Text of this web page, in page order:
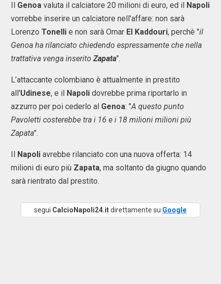
Il Genoa valuta il calciatore 20 milioni di euro, ed il Napoli
vorrebbe inserire un calciatore nell'affare: non sarà
Lorenzo Tonelli e non sarà Omar El Kaddouri, perchè "il
Genoa ha rilanciato chiedendo espressamente che nella
trattativa venga inseritoZapata".
L’attaccante colombiano è attualmente in prestito
all'Udinese, e il Napoli dovrebbe prima riportarlo in
azzurro per poi cederlo al Genoa: "A questo punto
Pavoletti costerebbe tra i 16 e i 18 milioni milioni più
Zapata".
Il Napoli avrebbe rilanciato con una nuova offerta: 14
milioni di euro più Zapata, ma soltanto da giugno quando
sarà rientrato dal prestito.
segui CalcioNapoli24.itdirettamente su Google